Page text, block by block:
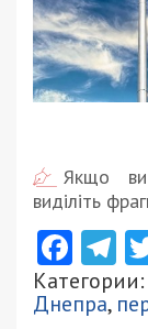
Якщо
виділіть
Категории:
Днепра,